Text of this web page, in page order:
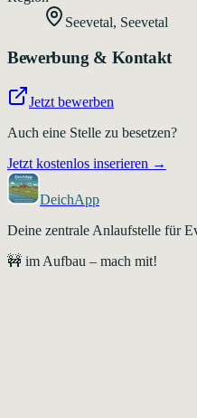
Seevetal, Seevetal
Bewerbung & Kontakt
Jetzt bewerben
Auch eine Stelle zu besetzen?
Jetzt kostenlos inserieren →
DeichApp
Deine zentrale Anlaufstelle für
🚧 im Aufbau – mach mit!